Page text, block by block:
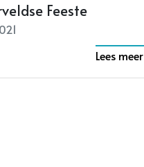
Feeste
Lees meer